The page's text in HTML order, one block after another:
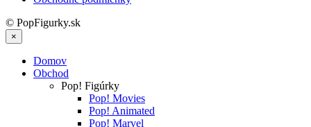
© PopFigurky.sk
×
Domov
Obchod
Pop! Figúrky
Pop! Movies
Pop! Animated
Pop! Marvel